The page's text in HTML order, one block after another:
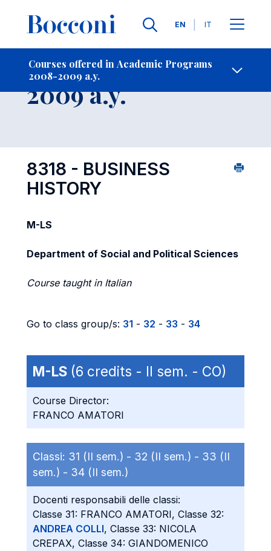
Languages
EN IT
Courses offered in Academic Programs
2008-2009 a.y.
- Contact Us
Course 2008-
2009 a.y.
8318 - BUSINESS
HISTORY
M-LS
Department of Social and Political Sciences
Course taught in Italian
Go to class group/s: 31 - 32 - 33 - 34
M-LS (6 credits - II sem. - CO)
Course Director:
FRANCO AMATORI
Classi: 31 (II sem.) - 32 (II sem.) - 33 (II
sem.) - 34 (II sem.)
Docenti responsabili delle classi:
Classe 31: FRANCO AMATORI, Classe 32:
ANDREA COLLI, Classe 33: NICOLA
CREPAX, Classe 34: GIANDOMENICO